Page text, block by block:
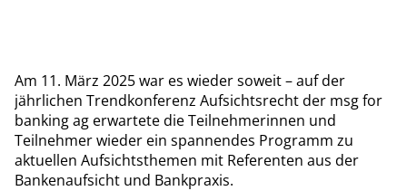
Am 11. März 2025 war es wieder soweit – auf der
jährlichen Trendkonferenz Aufsichtsrecht der msg for
banking ag erwartete die Teilnehmerinnen und
Teilnehmer wieder ein spannendes Programm zu
aktuellen Aufsichtsthemen mit Referenten aus der
Bankenaufsicht und Bankpraxis.